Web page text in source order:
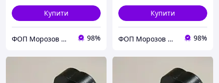
Купити
ФОП Морозов Ю.О. 98%
Купити
ФОП Морозов Ю.О. 98%